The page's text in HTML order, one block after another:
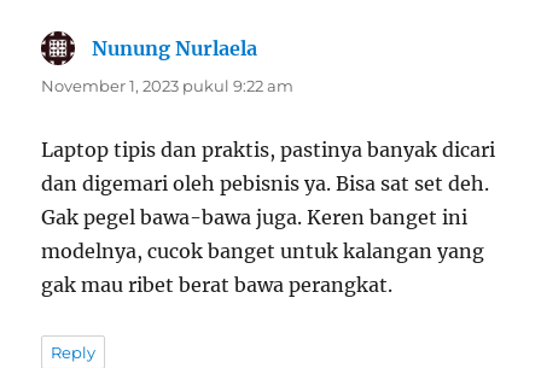
Nunung Nurlaela
November 1, 2023 pukul 9:22 am
Laptop tipis dan praktis, pastinya banyak dicari
dan digemari oleh pebisnis ya. Bisa sat set deh.
Gak pegel bawa-bawa juga. Keren banget ini
modelnya, cucok banget untuk kalangan yang
gak mau ribet berat bawa perangkat.
Reply